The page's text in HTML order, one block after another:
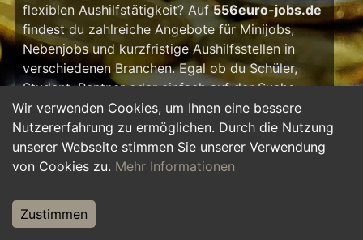
Wir verwenden Cookies, um Ihnen eine bessere
Nutzererfahrung zu ermöglichen. Durch die Nutzung
unserer Webseite stimmen Sie unserer Verwendung
von Cookies zu. Mehr Informationen
Zustimmen
flexiblen Aushilfstätigkeit? Auf556euro-jobs.de
findest du zahlreiche Angebote für Minijobs,
Nebenjobs und kurzfristige Aushilfsstellen in
verschiedenen Branchen. Egal ob du Schüler,
Student, Rentner oder einfach auf der Suche
nach einem kleinen Zusatzverdienst bist – hier
findest du die passende Tätigkeit, die zu deinem
Zeitplan passt.
Ein Nebenjob oder Aushilfsjob bietet viele